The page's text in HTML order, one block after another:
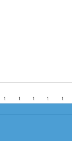
1 1 1 1 1